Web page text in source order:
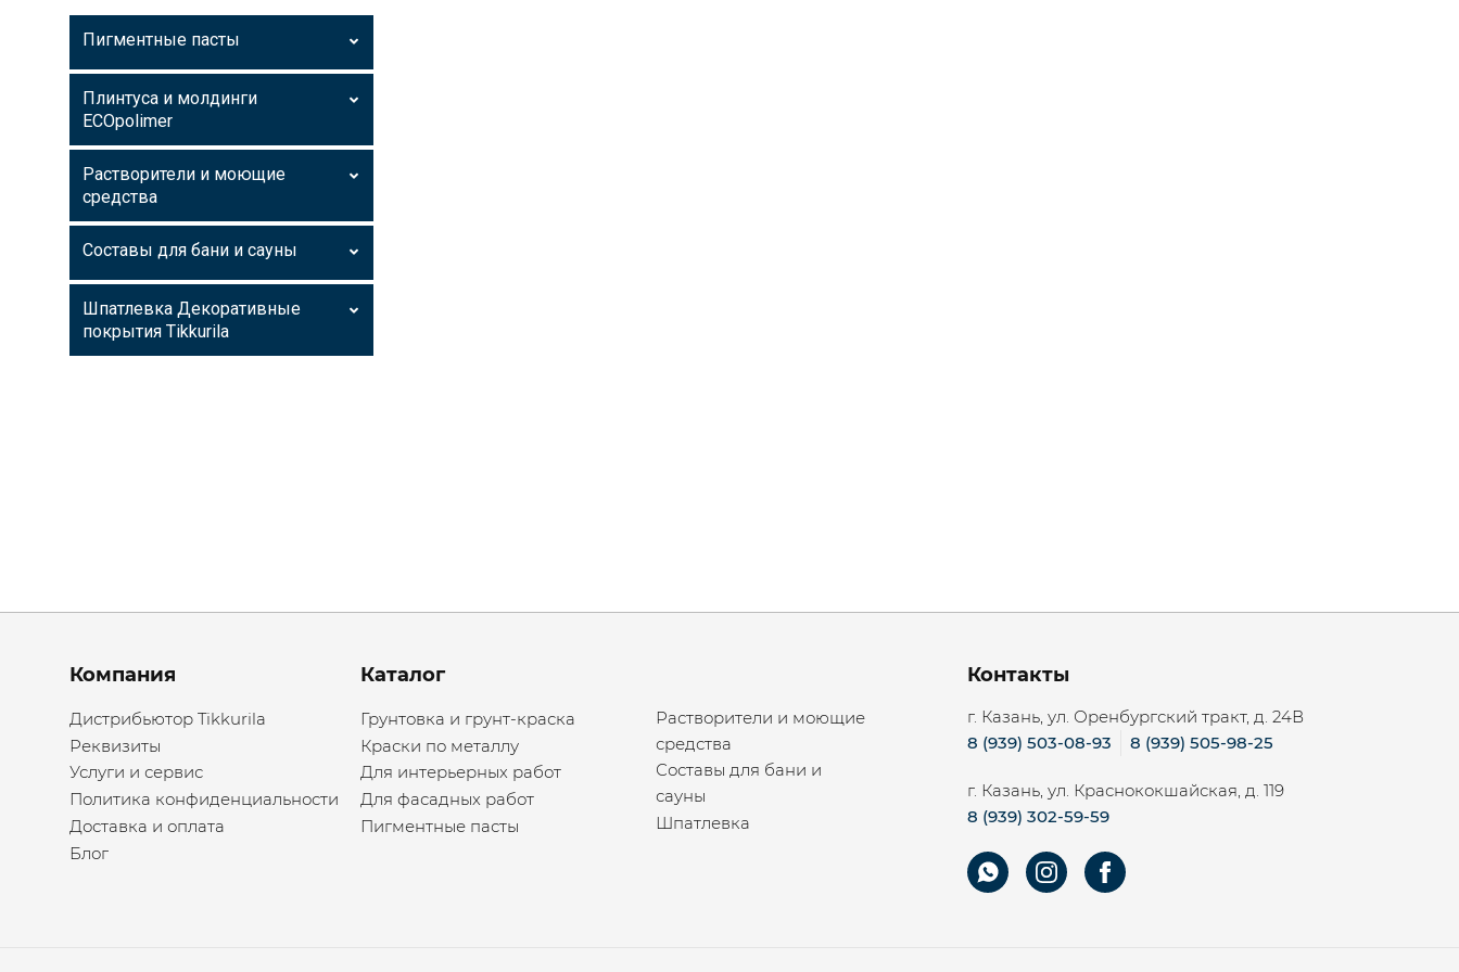
Пигментные пасты
Плинтуса и молдинги
ECOpolimer
Растворители и моющие
средства
Составы для бани и сауны
Шпатлевка Декоративные
покрытия Tikkurila
Menu footer
Компания
Дистрибьютор Tikkurila
Реквизиты
Услуги и сервис
Политика конфиденциальности
Доставка и оплата
Блог
Каталог
Грунтовка и грунт-краска
Краски по металлу
Для интерьерных работ
Для фасадных работ
Пигментные пасты
Растворители и моющие
средства
Составы для бани и
сауны
Шпатлевка
Контакты
г. Казань, ул. Оренбургский тракт, д. 24В
8 (939) 503-08-93
8 (939) 505-98-25
г. Казань, ул. Краснококшайская, д. 119
8 (939) 302-59-59